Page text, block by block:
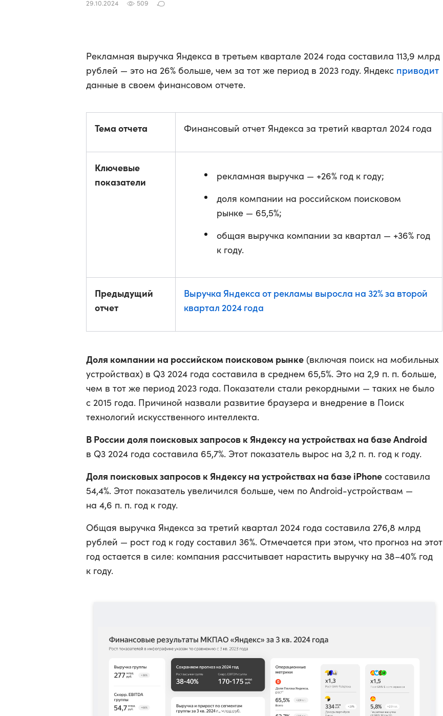
29.10.2024 509
Рекламная выручка Яндекса в третьем квартале 2024 года составила 113,9 млрд
рублей — это на 26% больше, чем за тот же период в 2023 году. Яндекс приводит
данные в своем финансовом отчете.
Тема отчета Финансовый отчет Яндекса за третий квартал 2024 года
Ключевые
показатели
рекламная выручка — +26% год к году;
доля компании на российском поисковом
рынке — 65,5%;
общая выручка компании за квартал — +36% год
к году.
Предыдущий
отчет
Выручка Яндекса от рекламы выросла на 32% за второй
квартал 2024 года
Доля компании на российском поисковом рынке (включая поиск на мобильных
устройствах) в Q3 2024 года составила в среднем 65,5%. Это на 2,9 п. п. больше,
чем в тот же период 2023 года. Показатели стали рекордными — таких не было
с 2015 года. Причиной назвали развитие браузера и внедрение в Поиск
технологий искусственного интеллекта.
В России доля поисковых запросов к Яндексу на устройствах на базе Android
в Q3 2024 года составила 65,7%. Этот показатель вырос на 3,2 п. п. год к году.
Доля поисковых запросов к Яндексу на устройствах на базе iPhone составила
54,4%. Этот показатель увеличился больше, чем по Android-устройствам —
на 4,6 п. п. год к году.
Общая выручка Яндекса за третий квартал 2024 года составила 276,8 млрд
рублей — рост год к году составил 36%. Отмечается при этом, что прогноз на этот
год остается в силе: компания рассчитывает нарастить выручку на 38–40% год
к году.